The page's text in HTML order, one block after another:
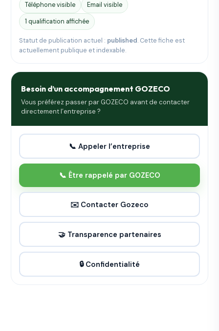
Téléphone visible
Email visible
1 qualification affichée
Statut de publication actuel : published. Cette fiche est
actuellement publique et indexable.
Besoin d’un accompagnement GOZECO
Vous préférez passer par GOZECO avant de contacter
directement l’entreprise ?
📞 Appeler l’entreprise
📞 Être rappelé par GOZECO
✉️ Contacter Gozeco
🤝 Transparence partenaires
🔒 Confidentialité